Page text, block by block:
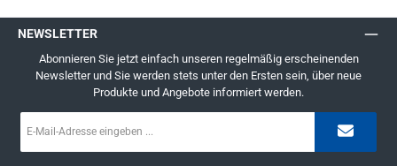
NEWSLETTER
Abonnieren Sie jetzt einfach unseren regelmäßig erscheinenden
Newsletter und Sie werden stets unter den Ersten sein, über neue
Produkte und Angebote informiert werden.
Mail-